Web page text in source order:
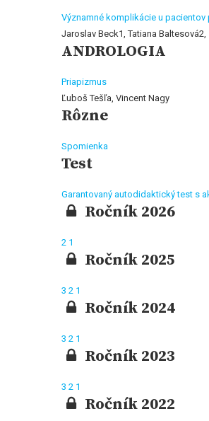
Významné komplikácie u
Jaroslav Beck1, Tatiana
ANDROLOGIA
Priapizmus
Ľuboš Tešľa, Vincent Nagy
Rôzne
Spomienka
Test
Garantovaný autodidaktický test s
Ročník 2026
2 1
Ročník 2025
3 2 1
Ročník 2024
3 2 1
Ročník 2023
3 2 1
Ročník 2022